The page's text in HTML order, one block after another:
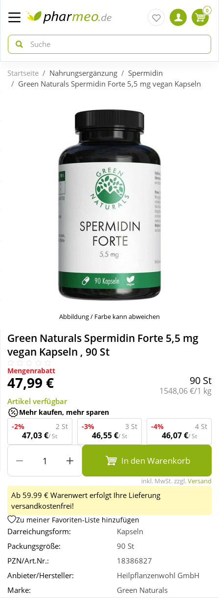
zurück
Täglich gut versorgt
zurück
Körperpflege & Kosmetik
Nahrungsergänzung
Natur & Homöopathie
Sanitätshaus
Sport & Fitness
Tierbedarf
Wellness
0
Startseite Nahrungsergänzung
Spermidin
Green Naturals Spermidin Forte 5,5 mg vegan Kapseln
Abbildung / Farbe kann abweichen
Green Naturals Spermidin Forte 5,5 mg
vegan Kapseln , 90 St
Mengenrabatt
47,99 € 90 St
Grundpreis:
1548,06 €/1 kg
Artikel verfügbar
Mehr kaufen, mehr sparen
-2%
2 St
47,03 €/ St
-3% 3 St
46,55 €/ St
-4% 4 St
46,07 €/ St
In den Warenkorb
inkl. MwSt. zzgl.Versand
Ab 59.99 € Warenwert erfolgt Ihre Lieferung
versandkostenfrei!
Zu meiner Favoriten-Liste hinzufügen
Darreichungsform:
Kapseln
Packungsgröße:
90 St
PZN/Art.Nr.:
18386827
Anbieter/Hersteller:
Heilpflanzenwohl GmbH
Marke:
Green Naturals